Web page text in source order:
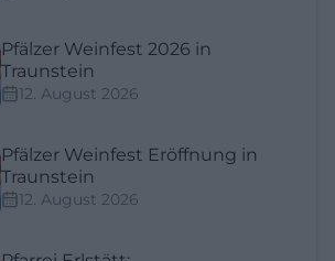
Pfälzer Weinfest 2026 in
Traunstein
12. August 2026
Pfälzer Weinfest Eröffnung in
Traunstein
12. August 2026